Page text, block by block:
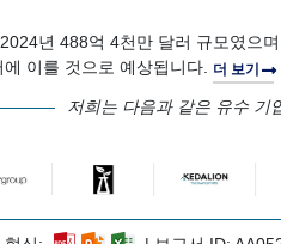
년 488억 4천만 달러 규모였으
이를 것으로 예상됩니다.
더 보기
저희는 다음과 같은 유수 기